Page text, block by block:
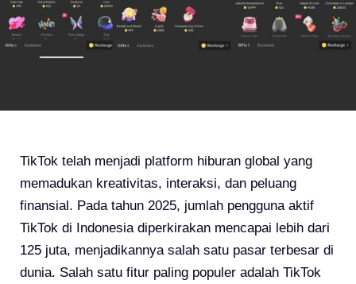
TikTok telah menjadi platform hiburan global yang
memadukan kreativitas, interaksi, dan peluang
finansial. Pada tahun 2025, jumlah pengguna aktif
TikTok di Indonesia diperkirakan mencapai lebih dari
125 juta, menjadikannya salah satu pasar terbesar di
dunia. Salah satu fitur paling populer adalah TikTok